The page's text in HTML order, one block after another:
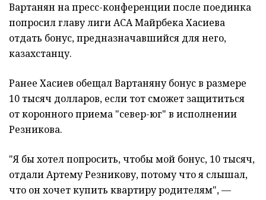
Вартанян на пресс-конференции после поединка
попросил главу лиги АСА Майрбека Хасиева
отдать бонус, предназначавшийся для него,
казахстанцу.
Ранее Хасиев обещал Вартаняну бонус в размере
10 тысяч долларов, если тот сможет защититься
от коронного приема "север-юг" в исполнении
Резникова.
"Я бы хотел попросить, чтобы мой бонус, 10 тысяч,
отдали Артему Резникову, потому что я слышал,
что он хочет купить квартиру родителям", —